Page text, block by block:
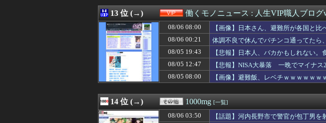
08/06 10:01
【画像】植毛してフサフサになったいしだ壱成さん
08/06 10:01
【画像】覇権漫画ワンピースの主人公モンキー・D
08/06 10:01
【驚愕】エッチなことを考えると『くしゃみ』が出
08/06 10:01
【悲報】グラボ、国内価格4割値上げか
08/06 10:01
【ウマ娘】ダビスタ99のセイウンスカイの次ぐらい
08/06 10:00
【遊戯王情報】「ライディング・デュエル！アクセ
08/06 10:00
ウメハラさん、またメナに負けたらしいけど普通に
08/06 10:00
【艦これ】シロッコ 他
08/06 10:00
【画像】居酒屋上司「おい、この中から適当に2～3
08/06 10:00
【ラブライブ！】小原鞠莉にファブリーズぶっかけ
08/06 10:00
【動画】かもしれない運転、限界突破ｗｗｗｗｗｗｗ
08/06 10:00
【悲報】アメリカで今も続いてる近親相姦の一族が
08/06 10:00
【消費減税】日本の社会保障、岐路に 財源5兆円見
13 位 (→) 働くモノニュース : 人生VIP職人ブログ
08/06 08:00
【画像】日本さん、避難所が各国と比
08/06 00:21
体調不良で休んでパチンコ通ってたら
08/05 19:43
【悲報】日本人、バカかもしれない
08/05 12:47
【悲報】NISA大暴落 一晩でマイナス
08/05 08:00
【画像】避難飯、レベチｗｗｗｗｗｗ
14 位 (→) 1000mg [一覧]
08/06 03:50
【話題】河内長野市で警官が包丁男を